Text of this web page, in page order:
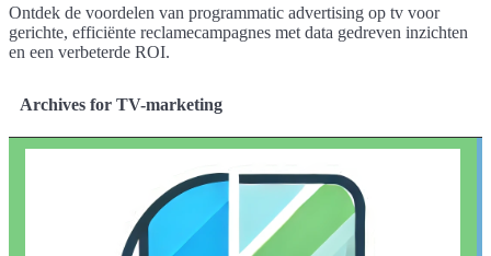
Ontdek de voordelen van programmatic advertising op tv voor
gerichte, efficiënte reclamecampagnes met data gedreven inzichten
en een verbeterde ROI.
Archives for TV-marketing